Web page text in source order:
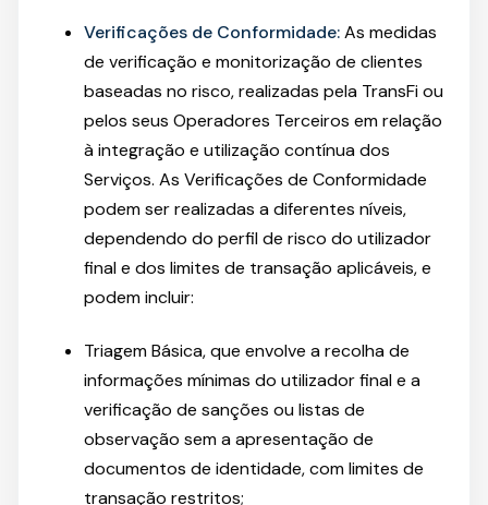
Verificações de Conformidade:As medidas
de verificação e monitorização de clientes
baseadas no risco, realizadas pela TransFi ou
pelos seus Operadores Terceiros em relação
à integração e utilização contínua dos
Serviços. As Verificações de Conformidade
podem ser realizadas a diferentes níveis,
dependendo do perfil de risco do utilizador
final e dos limites de transação aplicáveis, e
podem incluir:
Triagem Básica, que envolve a recolha de
informações mínimas do utilizador final e a
verificação de sanções ou listas de
observação sem a apresentação de
documentos de identidade, com limites de
transação restritos;